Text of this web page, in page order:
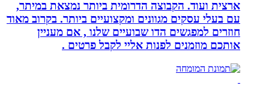
ארצית ועוד. הקבוצה הדרומית ביותר נמצאת במיתר,
עם בעלי עסקים מגוונים ומקצועיים ביותר. בקרוב מאוד
חוזרים למפגשים הדו שבועיים שלנו , אם מעניין
אותכם מוזמנים לפנות אליי לקבל פרטים .